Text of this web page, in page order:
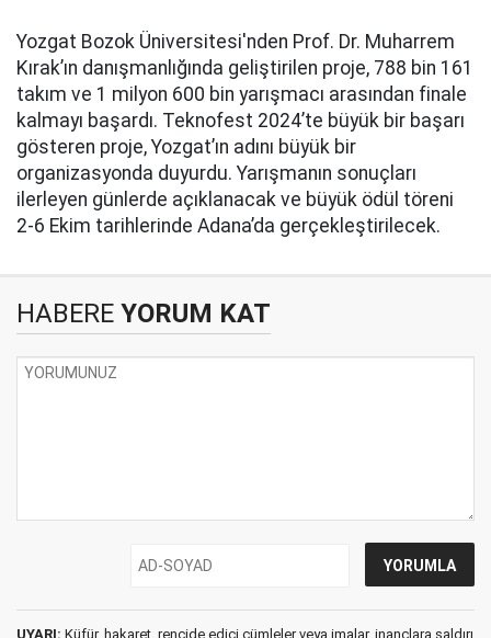
Yozgat Bozok Üniversitesi'nden Prof. Dr. Muharrem
Kırak’ın danışmanlığında geliştirilen proje, 788 bin 161
takım ve 1 milyon 600 bin yarışmacı arasından finale
kalmayı başardı. Teknofest 2024’te büyük bir başarı
gösteren proje, Yozgat’ın adını büyük bir
organizasyonda duyurdu. Yarışmanın sonuçları
ilerleyen günlerde açıklanacak ve büyük ödül töreni
2-6 Ekim tarihlerinde Adana’da gerçekleştirilecek.
HABERE YORUM KAT
UYARI: Küfür, hakaret, rencide edici cümleler veya imalar, inançlara saldırı